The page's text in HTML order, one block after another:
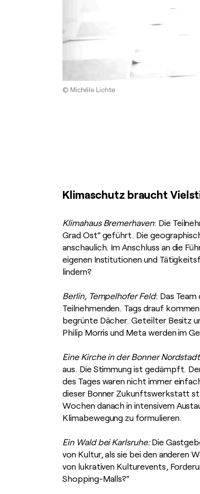
© Michéle Lichte
Klimaschutz braucht
Klimahaus Bremerhaven: Die
Grad Ost“ geführt. Die
anschaulich. Im Anschluss an die
eigenen Institutionen und
lindern?
Berlin, Tempelhofer Feld: Das
Teilnehmenden. Tags drauf
begrünte Dächer. Geteilter Besitz
Philip Morris und Meta werden im
Eine Kirche in der Bonner
aus. Die Stimmung ist gedämpft.
des Tages waren nicht immer
dieser Bonner Zukunftswerkstatt
Wochen danach in intensivem
Klimabewegung zu formulieren.
Ein Wald bei Karlsruhe:Die
von Kultur, als sie bei den anderen
von lukrativen Kulturevents,
Shopping-Malls?“